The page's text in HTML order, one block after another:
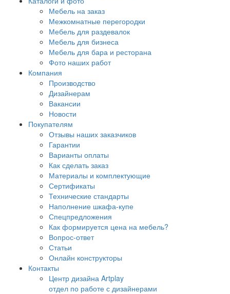
Мебель на заказ
Межкомнатные перегородки
Мебель для раздевалок
Мебель для бизнеса
Мебель для бара и ресторана
Фото наших работ
Компания
Производство
Дизайнерам
Вакансии
Новости
Покупателям
Отзывы наших заказчиков
Гарантии
Варианты оплаты
Как сделать заказ
Материалы и комплектующие
Сертификаты
Технические стандарты
Наполнение шкафа-купе
Спецпредложения
Как формируется цена на мебель?
Вопрос-ответ
Статьи
Онлайн конструкторы
Контакты
Центр дизайна Artplay
отдел по работе с дизайнерами